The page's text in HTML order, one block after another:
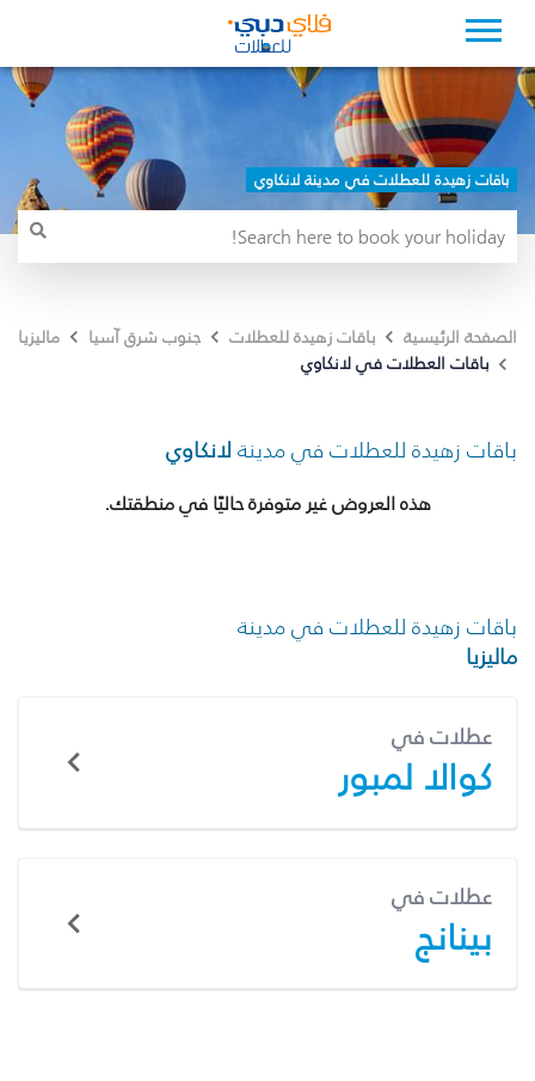
باقات زهيدة للعطلات في مدينة لانكاوي
الصفحة الرئيسية باقات زهيدة للعطلات جنوب شرق آسيا
ماليزيا
باقات العطلات في لانكاوي
باقات زهيدة للعطلات في مدينة لانكاوي
هذه العروض غير متوفرة حاليًا في منطقتك.
باقات زهيدة للعطلات في مدينة
ماليزيا
عطلات في
كوالا لمبور
عطلات في
بينانج